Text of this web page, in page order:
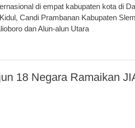
di empat kabupaten kota di
Candi Prambanan Kabupaten
dan Alun-alun Utara
18 Negara Ramaikan